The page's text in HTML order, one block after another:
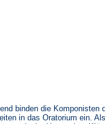
binden die Komponisten
in das Oratorium ein. Als